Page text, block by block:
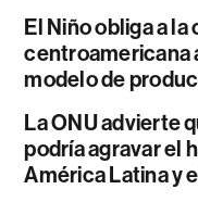
El Niño obliga a
centroamericana
modelo de
La ONU advierte
podría agravar el
América Latina y